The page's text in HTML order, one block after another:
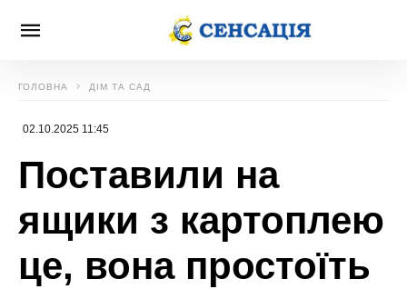
ГОЛОВНА ДІМ ТА САД
02.10.2025 11:45
Поставили на
ящики з картоплею
це, вона простоїть